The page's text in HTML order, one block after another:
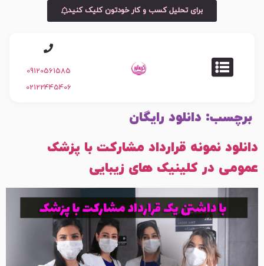
برای تحلیل کسب و کار خودتون کلیک کنید
09120561585
02122445406
برچسب: دانلود رایگان
دانلود نمونه قرارداد مشارکت با پزشک
عمومی در کلینیک های زیبایی